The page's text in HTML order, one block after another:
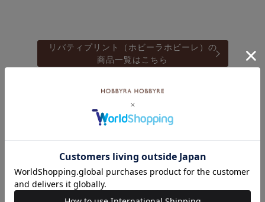
リバティプリント（ホビーラホビーレ）の
商品一覧はこちら
リバティプリント（リバティ・ファブリックス）の商
品一覧はこちら
いろいろなテーマの特集一覧はこちら